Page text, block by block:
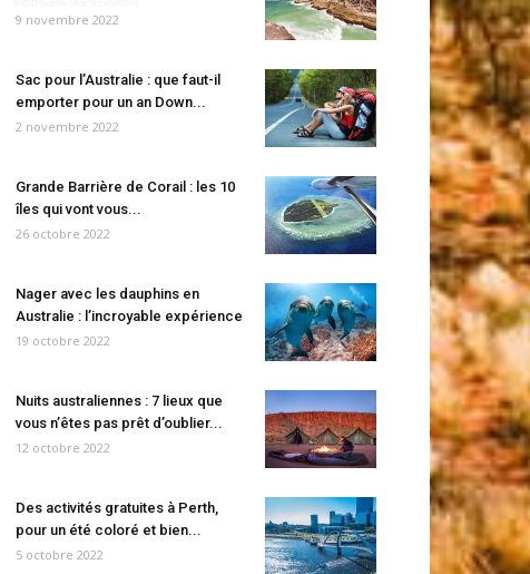
9 novembre 2022
Sac pour l’Australie : que faut-il
emporter pour un an Down...
2 novembre 2022
Grande Barrière de Corail : les 10
îles qui vont vous...
26 octobre 2022
Nager avec les dauphins en
Australie : l’incroyable expérience
19 octobre 2022
Nuits australiennes : 7 lieux que
vous n’êtes pas prêt d’oublier...
12 octobre 2022
Des activités gratuites à Perth,
pour un été coloré et bien...
5 octobre 2022